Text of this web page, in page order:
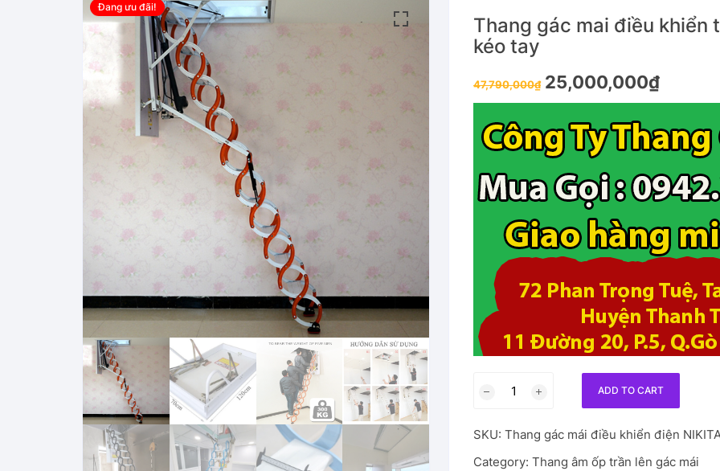
Đang ưu đãi!
Thang gác mai điều khiển
kéo tay
47,790,000₫ Original
price
was:
25,000,000₫Current
is:
điều
khiển
ADD TO CART
SKU: Thang gác mái điều khiển điện
Category: Thang âm ốp trần lên gác mái